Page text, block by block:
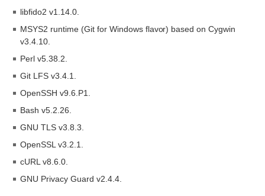
libfido2 v1.14.0.
MSYS2 runtime (Git for Windows flavor) based on Cygwin
v3.4.10.
Perl v5.38.2.
Git LFS v3.4.1.
OpenSSH v9.6.P1.
Bash v5.2.26.
GNU TLS v3.8.3.
OpenSSL v3.2.1.
cURL v8.6.0.
GNU Privacy Guard v2.4.4.